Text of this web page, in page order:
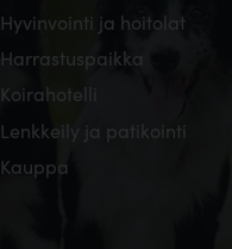
Hyvinvointi ja hoitolat
Harrastuspaikka
Koirahotelli
Lenkkeily ja patikointi
Kauppa